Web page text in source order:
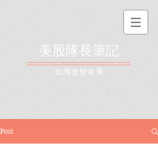
美股隊長筆記
​知識改變命運
Post